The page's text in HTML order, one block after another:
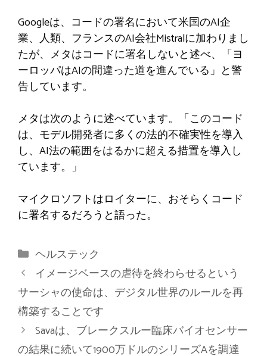
Googleは、コードの署名において米国のAI企
業、人類、フランスのAI会社Mistralに加わりまし
たが、メタはコードに署名しないと述べ、「ヨ
ーロッパはAIの間違った道を進んでいる」と警
告しています。
メタは次のように述べています。「このコード
は、モデル開発者に多くの法的不確実性を導入
し、AI法の範囲をはるかに超える措置を導入し
ています。」
マイクロソフトはロイターに、おそらくコード
に署名するだろうと語った。
カ
テ
ゴ
リ
ー
ヘルステック
イメージベースの虐待を終わらせるという
サーシャの使命は、デジタル世界のルールを再
構築することです
Savaは、ブレークスルー臨床バイオセンサー
の結果に続いて1900万ドルのシリーズAを調達